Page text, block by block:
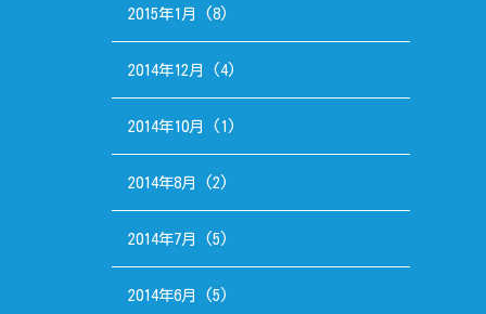
2015年1月 (8)
2014年12月 (4)
2014年10月 (1)
2014年8月 (2)
2014年7月 (5)
2014年6月 (5)